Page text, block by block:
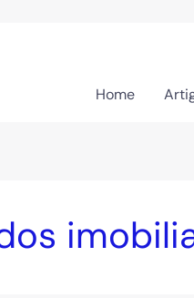
Home